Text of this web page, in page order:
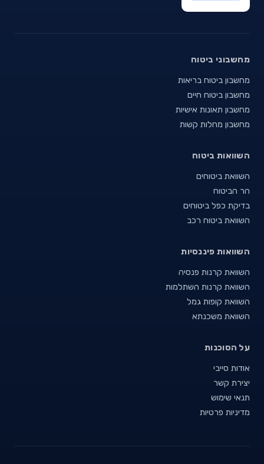
מחשבוני ביטוח
מחשבון ביטוח בריאות
מחשבון ביטוח חיים
מחשבון תאונות אישיות
מחשבון מחלות קשות
השוואות ביטוח
השוואת ביטוחים
הר הביטוח
בדיקת כפל ביטוחים
השוואת ביטוח רכב
השוואות פיננסיות
השוואת קרנות פנסיה
השוואת קרנות השתלמות
השוואת קופות גמל
השוואת משכנתא
על הסוכנות
אודות סייבי
יצירת קשר
תנאי שימוש
מדיניות פרטיות